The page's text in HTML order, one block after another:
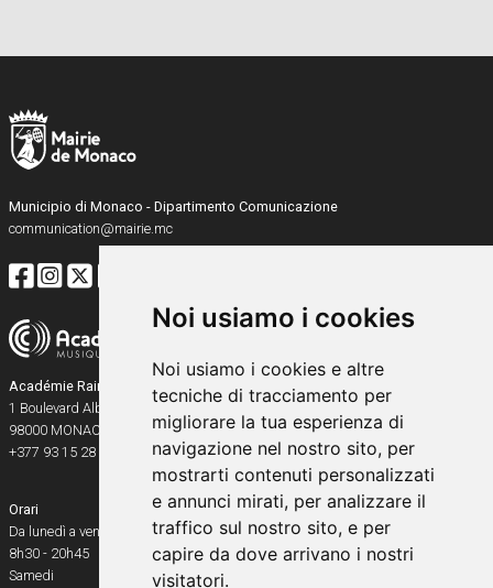
Noi usiamo i cookies
Noi usiamo i cookies e altre
tecniche di tracciamento per
migliorare la tua esperienza di
navigazione nel nostro sito, per
mostrarti contenuti personalizzati
e annunci mirati, per analizzare il
traffico sul nostro sito, e per
capire da dove arrivano i nostri
visitatori.
Municipio di Monaco - Dipartimento Comunicazione
communication@mairie.mc
Académie Rainier III
1 Boulevard Albert Ier
98000 MONACO
+377 93 15 28 91
Orari
Da lunedì a venerdì
8h30 - 20h45
Samedi